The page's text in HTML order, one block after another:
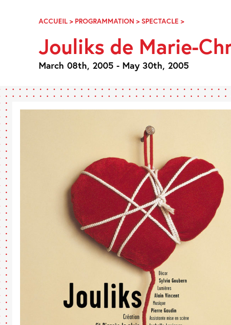
NavigationACCUEIL > PROGRAMMATION > SPECTACLE >JOULIKS
MARIE-
CHRISTINE
LÊ-
Jouliks de Marie-
March 08th, 2005 - May 30th, 2005